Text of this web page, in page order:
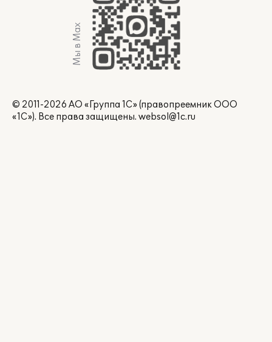
Мы в Max
© 2011-2026 АО «Группа 1С» (правопреемник ООО
«1С»). Все права защищены. websol@1c.ru